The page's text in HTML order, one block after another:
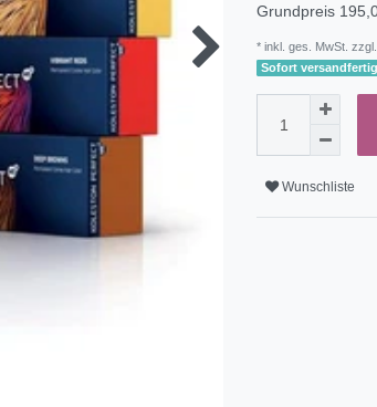
Grundpreis
* inkl. ges. MwSt. zzgl.
Sofort
Wunschliste